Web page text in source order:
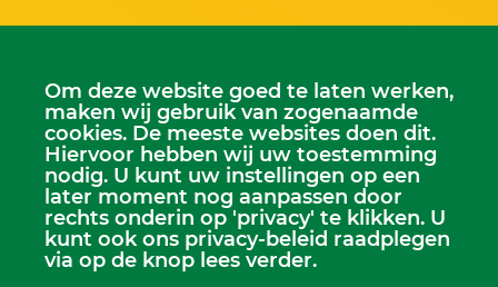
Scriba
Dhr. Leen Kruithof
scriba@kerkheerjansdam.nl
Om deze website goed te laten werken,
maken wij gebruik van zogenaamde
cookies. De meeste websites doen dit.
Hiervoor hebben wij uw toestemming
nodig. U kunt uw instellingen op een
later moment nog aanpassen door
rechts onderin op 'privacy' te klikken. U
kunt ook ons privacy-beleid raadplegen
via op de knop lees verder.